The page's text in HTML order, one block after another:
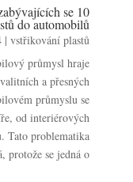
se
do automobilů
|vstřikování plastů
průmysl hraje
a přesných
průmyslu se
od interiérových
Tato problematika
se jedná o...